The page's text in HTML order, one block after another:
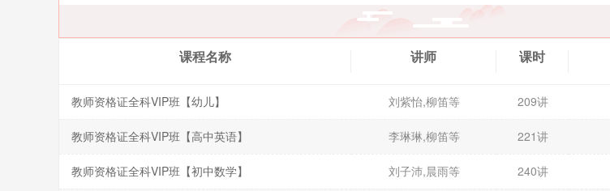
课程名称 讲师 课时
教师资格证全科VIP班【幼儿】 刘紫怡,柳笛等 209讲
教师资格证全科VIP班【高中英语】 李琳琳,柳笛等 221讲
教师资格证全科VIP班【初中数学】 刘子沛,晨雨等 240讲